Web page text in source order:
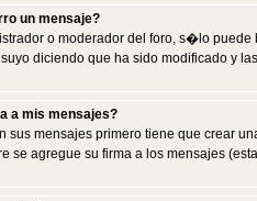
un mensaje?
o moderador del foro, s�lo
diciendo que ha sido modificado y
a mis mensajes?
sus mensajes primero tiene que crear
se agregue su firma a los mensajes